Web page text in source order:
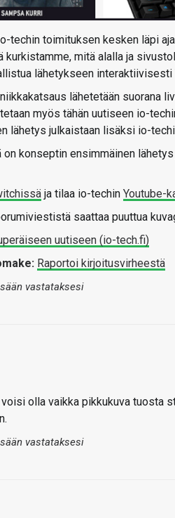
techin toimituksen kesken läpi
kurkistamme, mitä alalla ja
lähetykseen
lähetetään suorana
myös tähän uutiseen io-
lähetys julkaistaan lisäksi io-
on konseptin ensimmäinen
ja tilaa io-techin Youtube-
saattaa puuttua
uutiseen (io-tech.fi)
Raportoi kirjoitusvirheestä
vastataksesi
voisi olla vaikka pikkukuva tuosta
vastataksesi